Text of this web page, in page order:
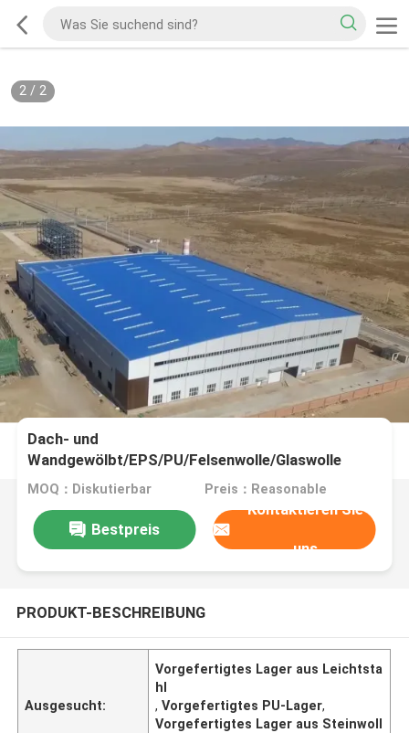
2/ 2
Dach- und
Wandgewölbt/EPS/PU/Felsenwolle/Glaswolle
40x60 Stahlgebäude mit leichter Stahlstruktur für
MOQ：Diskutierbar Preis：Reasonable
Bestpreis
Kontaktieren Sie
uns
PRODUKT-BESCHREIBUNG
Ausgesucht:
Vorgefertigtes Lager aus Leichtsta
hl
,Vorgefertigtes PU-Lager,
Vorgefertigtes Lager aus Steinwoll